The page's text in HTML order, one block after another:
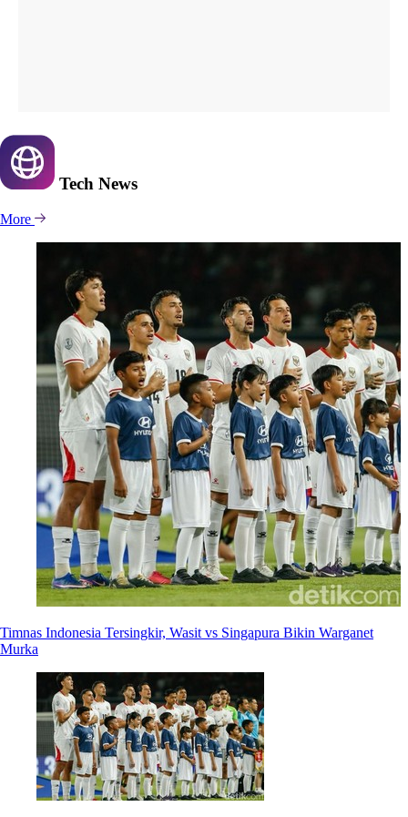
Tech News
More
Timnas Indonesia Tersingkir, Wasit vs Singapura Bikin Warganet
Murka